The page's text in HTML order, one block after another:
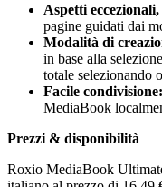
Aspetti
pagine guidati dai
Modalità di
in base alla
totale selezionando
Facile condivisione:
MediaBook
Prezzi & disponibilità
Roxio MediaBook